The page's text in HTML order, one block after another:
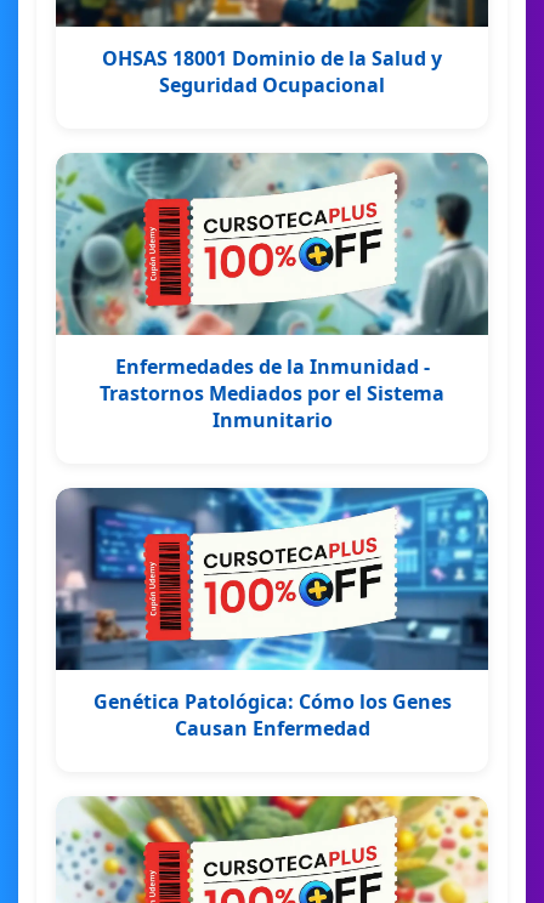
OHSAS 18001 Dominio de la Salud y
Seguridad Ocupacional
Enfermedades de la Inmunidad -
Trastornos Mediados por el Sistema
Inmunitario
Genética Patológica: Cómo los Genes
Causan Enfermedad